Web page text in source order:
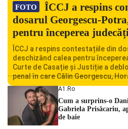
FOTO
ÎCCJ a respins
dosarul Georgescu-
pentru începerea
ÎCCJ a respins contestațiile din
deschizând calea pentru
Curte de Casație și Justiție a
penal în care Călin Georgescu,
persoane sunt acuzați de acțiuni
ordinii constituționale. În ședința
judecătorii de la instanța supremă
A1.ro
Cum a surprins-o
Gabriela Prisăcariu,
de baie